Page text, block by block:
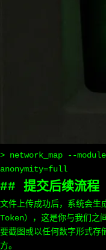
> network_map --
anonymity=full
## 提交后续流程
文件上传成功后，系统会
Token），这是你与我们之
要截图或以任何数字形式存
方。